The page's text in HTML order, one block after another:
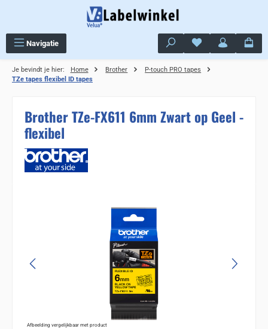
Navigatie Je hebt 0 items op
Je bevindt je hier: Home Brother
P-touch PRO tapes
TZe tapes flexibel ID tapes
Brother TZe-FX611 6mm Zwart op Geel -
flexibel
Afbeelding vergelijkbaar met product